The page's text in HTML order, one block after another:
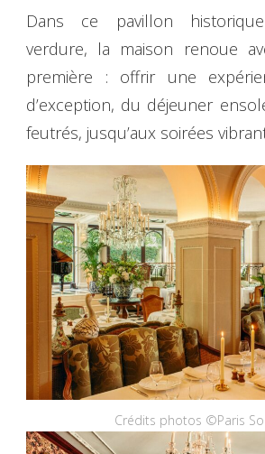
Dans ce pavillon
verdure, la maison renoue
première : offrir une
d’exception, du déjeuner
feutrés, jusqu’aux soirées
Crédits photos ©Paris